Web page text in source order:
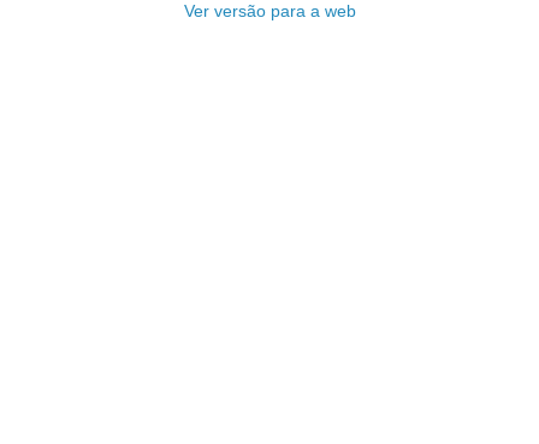
Ver versão para a web